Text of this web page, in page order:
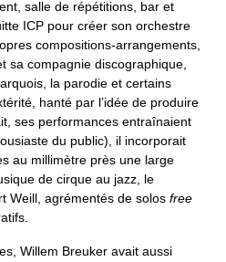
salle de répétitions, bar et
ICP pour créer son orchestre
compositions-arrangements,
sa compagnie discographique,
la parodie et certains
hanté par l’idée de produire
ses performances entraînaient
du public), il incorporait
au millimètre près une large
de cirque au jazz, le
Weill, agrémentés de solos free
Willem Breuker avait aussi